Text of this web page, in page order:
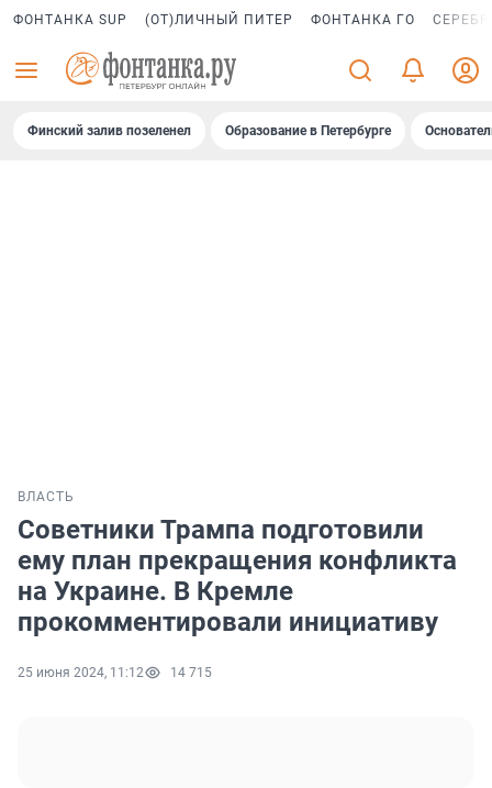
ФОНТАНКА SUP (ОТ)ЛИЧНЫЙ ПИТЕР ФОНТАНКА ГО
Финский залив позеленел Образование в Петербурге
ВЛАСТЬ
Советники Трампа подготовили
ему план прекращения конфликта
на Украине. В Кремле
прокомментировали инициативу
25 июня 2024, 11:12 14 715